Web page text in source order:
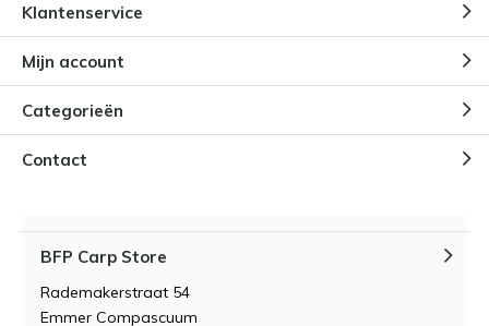
Klantenservice
Mijn account
Categorieën
Contact
BFP Carp Store
Rademakerstraat 54
Emmer Compascuum